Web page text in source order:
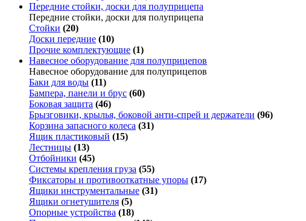
Передние стойки, доски для полуприцепа
Передние стойки, доски для полуприцепа
Стойки (20)
Доски передние (10)
Прочие комплектующие (1)
Навесное оборудование для полуприцепов
Навесное оборудование для полуприцепов
Баки для воды (11)
Бампера, панели и брус (60)
Боковая защита (46)
Брызговики, крылья, боковой анти-спрей и держатели (96)
Корзина запасного колеса (31)
Ящик пластиковый (15)
Лестницы (13)
Отбойники (45)
Системы крепления груза (55)
Фиксаторы и противооткатные упоры (17)
Ящики инструментальные (31)
Ящики огнетушителя (5)
Опорные устройства (18)